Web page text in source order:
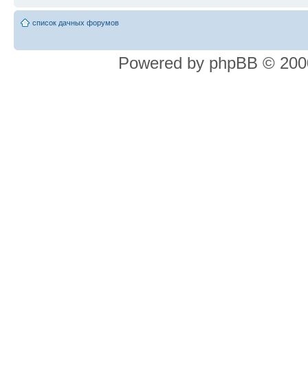
список дачных форумов
Powered by phpBB ©